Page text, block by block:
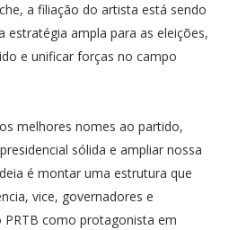
a filiação do artista está sendo
ampla para as eleições,
e unificar forças no campo
melhores nomes ao partido,
sólida e ampliar nossa
é montar uma estrutura que
vice, governadores e
como protagonista em